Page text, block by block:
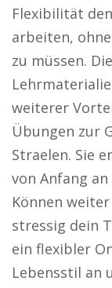
Flexibilität
arbeiten,
zu müssen.
weiterer
Übungen zur
Straelen. Sie
von Anfang
Können
stressig dein
ein flexibler
Lebensstil an